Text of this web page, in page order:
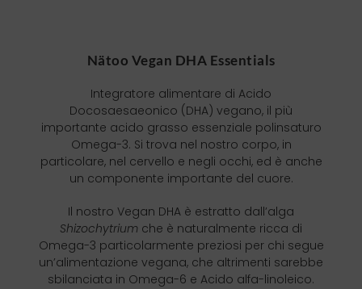
Nätoo Vegan DHA Essentials
Integratore alimentare di Acido
Docosaesaeonico (DHA) vegano, il più
importante acido grasso essenziale polinsaturo
Omega-3. Si trova nel nostro corpo, in
particolare, nel cervello e negli occhi, ed è anche
un componente importante del cuore.
Il nostro Vegan DHA è estratto dall’alga
Shizochytrium che è naturalmente ricca di
Omega-3 particolarmente preziosi per chi segue
un’alimentazione vegana, che altrimenti sarebbe
sbilanciata in Omega-6 e Acido alfa-linoleico.